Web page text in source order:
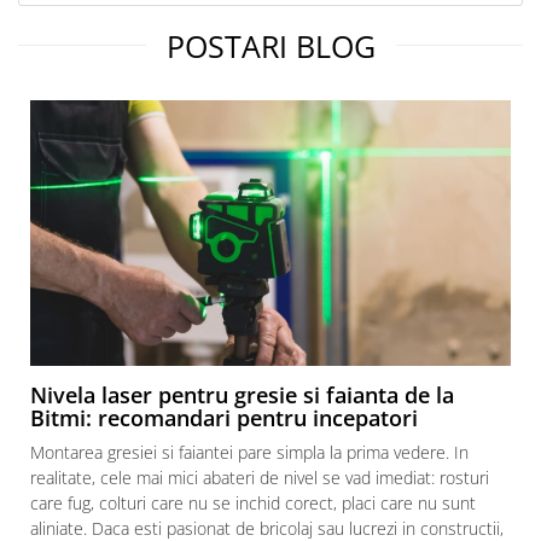
POSTARI BLOG
Nivela laser pentru gresie si faianta de la
Bitmi: recomandari pentru incepatori
Montarea gresiei si faiantei pare simpla la prima vedere. In
realitate, cele mai mici abateri de nivel se vad imediat: rosturi
care fug, colturi care nu se inchid corect, placi care nu sunt
aliniate. Daca esti pasionat de bricolaj sau lucrezi in constructii,